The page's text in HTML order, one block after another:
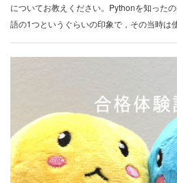
についてお教えください。Pythonを知った
語の1つというぐらいの印象で，その当時は